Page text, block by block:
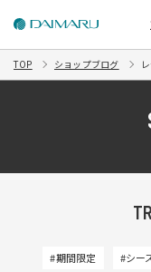
TOP ショップブログ
#期間限定 #シー